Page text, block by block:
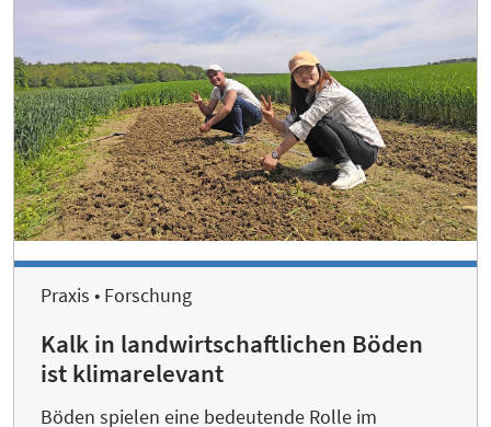
Praxis • Forschung
Kalk in landwirtschaftlichen Böden
ist klimarelevant
Böden spielen eine bedeutende Rolle im